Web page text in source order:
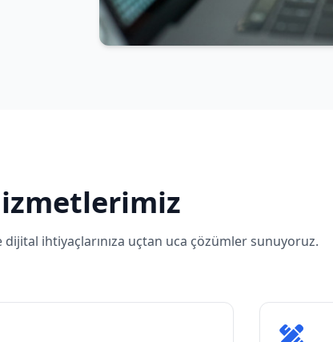
ihtiyaçlarınıza uçtan uca çözümler sunuyoruz.